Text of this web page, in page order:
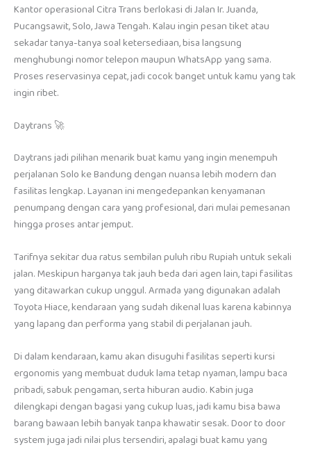
Kantor operasional Citra Trans berlokasi di Jalan Ir. Juanda,
Pucangsawit, Solo, Jawa Tengah. Kalau ingin pesan tiket atau
sekadar tanya-tanya soal ketersediaan, bisa langsung
menghubungi nomor telepon maupun WhatsApp yang sama.
Proses reservasinya cepat, jadi cocok banget untuk kamu yang tak
ingin ribet.
Daytrans 🚀
Daytrans jadi pilihan menarik buat kamu yang ingin menempuh
perjalanan Solo ke Bandung dengan nuansa lebih modern dan
fasilitas lengkap. Layanan ini mengedepankan kenyamanan
penumpang dengan cara yang profesional, dari mulai pemesanan
hingga proses antar jemput.
Tarifnya sekitar dua ratus sembilan puluh ribu Rupiah untuk sekali
jalan. Meskipun harganya tak jauh beda dari agen lain, tapi fasilitas
yang ditawarkan cukup unggul. Armada yang digunakan adalah
Toyota Hiace, kendaraan yang sudah dikenal luas karena kabinnya
yang lapang dan performa yang stabil di perjalanan jauh.
Di dalam kendaraan, kamu akan disuguhi fasilitas seperti kursi
ergonomis yang membuat duduk lama tetap nyaman, lampu baca
pribadi, sabuk pengaman, serta hiburan audio. Kabin juga
dilengkapi dengan bagasi yang cukup luas, jadi kamu bisa bawa
barang bawaan lebih banyak tanpa khawatir sesak. Door to door
system juga jadi nilai plus tersendiri, apalagi buat kamu yang